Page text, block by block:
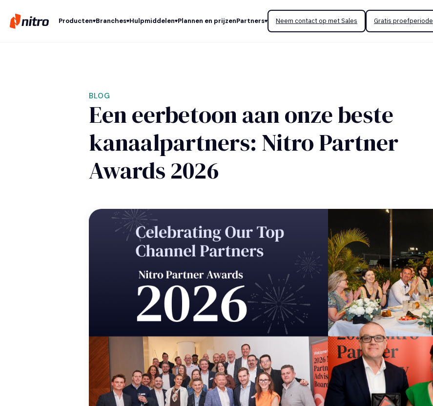
Producten Branches Hulpmiddelen Plannen en prijzenPartners Neem contact op met Sales Gratis proefperiode
BLOG
Een eerbetoon aan onze beste
kanaalpartners: Nitro Partner
Awards 2026